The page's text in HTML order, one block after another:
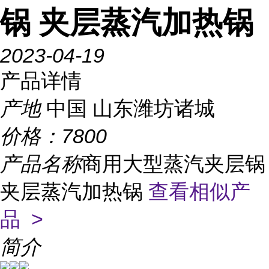
锅 夹层蒸汽加热锅
2023-04-19
产品详情
产地 中国 山东潍坊诸城
价格： 7800
产品名称商用大型蒸汽夹层锅
夹层蒸汽加热锅 查看相似产
品 >
简介